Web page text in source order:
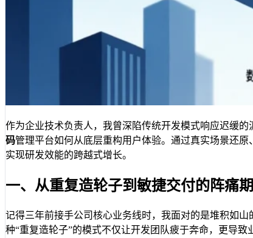
作为企业技术负责人，我曾深陷传统开发模式响应迟缓的
码管理平台如何从底层重构用户体验。通过真实场景还
实现研发效能的跨越式增长。
一、从重复造轮子到敏捷交付的阵痛期
记得三年前接手公司核心业务线时，我面对的是堆积如
种“重复造轮子”的模式不仅让开发团队疲于奔命，更导